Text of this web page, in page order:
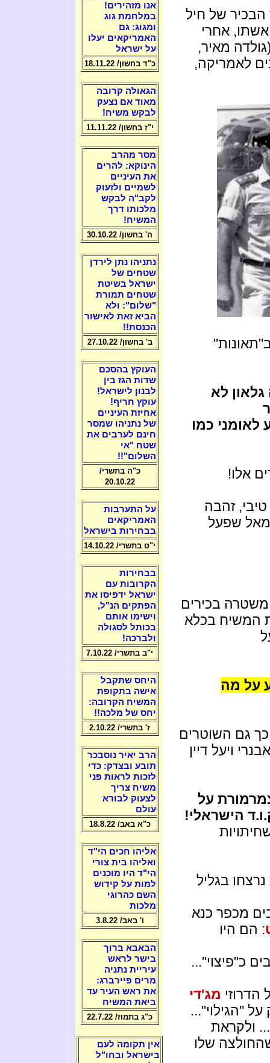
של חיל
אחרי
מאיר,
לאמריקה,
לא
כמו
אלו!
זהבה
שפעל
בכירים
המשיח בכלא
על מה
גם השוטרים
ויעל דיין
על
הישראלי!
בגליל
מכפר כנא
: הם היו
כ"פיצוי"...
מג'די
"הגילוי"...
ולקראת
שלו
אנו מזהירים!
במלחמת גוג
ומגוג: גם
האמריקאים יעלו
על ישראל
כ"ד בחשון/ 18.11.22
הגאולה קרובה
מאוד אם נצעק
לבקש משיח!
י"ז בחשון/ 11.11.22
מסר מהרב
הינוקא: להרים
את העיניים
לשמיים ולזעוק
לקב"ה לבקש
מלכותו דרך
המשיח!
ה' בחשון/ 30.10.22
נתניהו נתן לירדן
שטחים של
ישראל בשיטת
שטחים תמורת
"שלום": ולא
הביא זאת לאישור
הכנסת!!
ב' בחשון/ 27.10.22
העוקץ בהסכם
שדות הגז בין
לבנון לישראל!
עוקץ חריף!
אחיזת העיניים
של נתניהו שמסר
חינם לערבים את
שטח "אי
השלום"!!
כ"ה בתשרי/
20.10.22
על התערבות
האמריקאים
בבחירות בישראל
י"ט בתשרי/ 14.10.22
בבחירות
הקרובות עם
ישראל ידפיסו את
הפתקים הנ"ל,
וישימו אותם
בכותל לסגולה
ולברכה!
י"ב בתשרי/ 7.10.22
היחס שתקבל
אישה בתקופת
המשיח הקרובה:
יחס של מלכה!!
ז' בתשרי/ 2.10.22
הרב יאיר נוסבכר
תובע ובצדק: כדי
לזכות לראות פני
משיח צריך
לצעוק לבורא
עולם
כ"א באב/ 18.8.22
אליהו חכים הי"ד
ואליהו בית צורי
הי"ד היו מוכנים
למות על קידוש
השם כהרוגי
מלכות
ו' באב/ 3.8.22
הבאבא ברוך
בישר לראש
עיריית נתניה
מרים פיירברג:
את ראש העיר עד
ביאת המשיח
כ"ג בתמוז/ 22.7.22
אין תקומה לעם
בישראל ובחו"ל